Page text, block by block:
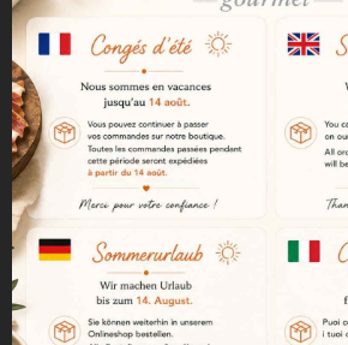
του premium ιβηρικού
εταιρεία διακρίνεται για
των εκτάσεων εκτροφής
σεβασμό στις
υψηλές προδιαγραφές
παραδοσιακής
100% ιβηρική προέλευση